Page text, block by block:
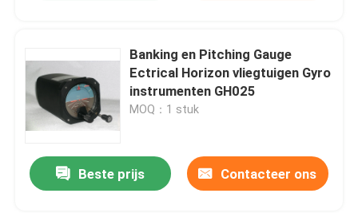
Banking en Pitching Gauge
Ectrical Horizon vliegtuigen Gyro
instrumenten GH025
MOQ：1 stuk
Beste prijs Contacteer ons